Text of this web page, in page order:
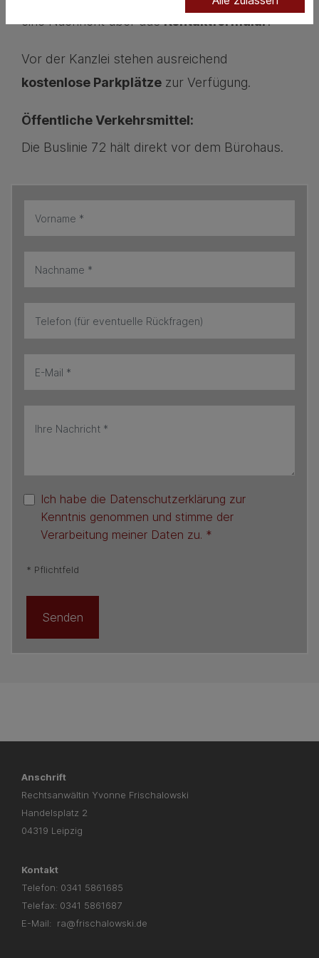
eine Nachricht über dasKontaktformular.
Vor der Kanzlei stehen ausreichend
kostenlose Parkplätze zur Verfügung.
Öffentliche Verkehrsmittel:
Die Buslinie 72 hält direkt vor dem Bürohaus.
Ich habe die Datenschutzerklärung zur
Kenntnis genommen und stimme der
Verarbeitung meiner Daten zu. *
* Pflichtfeld
Anschrift
Rechtsanwältin Yvonne Frischalowski
Handelsplatz 2
04319 Leipzig
Kontakt
Telefon: 0341 5861685
Telefax: 0341 5861687
E-Mail: ra@frischalowski.de